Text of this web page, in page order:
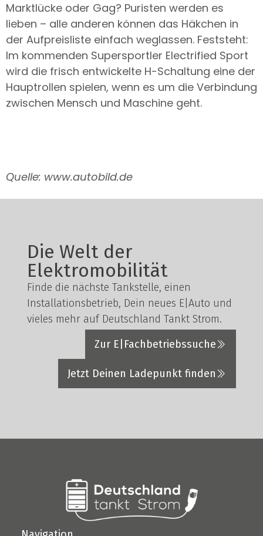
Marktlücke oder Gag? Puristen werden es
lieben – alle anderen können das Häkchen in
der Aufpreisliste einfach weglassen. Feststeht:
Im kommenden Supersportler Electrified Sport
wird die frisch entwickelte H-Schaltung eine der
Hauptrollen spielen, wenn es um die Verbindung
zwischen Mensch und Maschine geht.
Quelle: www.autobild.de
Die Welt der
Elektromobilität
Finde die nächste Tankstelle, einen
Installationsbetrieb, Dein neues E|Auto und
vieles mehr auf Deutschland Tankt Strom.
Zur E|Fachbetriebssuche
Jetzt Deinen Ladepunkt finden